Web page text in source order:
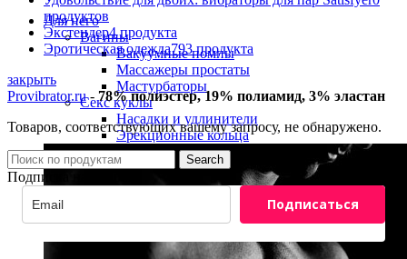
Для него
Вагины
Вакуумные помпы
Массажеры простаты
Мастурбаторы
Секс куклы
Насадки и удлинители
Эрекционные кольца
продуктов
Экстендер4 продукта
Эротическая одежда793 продукта
закрыть
Provibrator.ru- 78% полиэстер, 19% полиамид, 3% эластан
Товаров, соответствующих вашему запросу, не обнаружено.
Search
Подписка на новости
Подписаться